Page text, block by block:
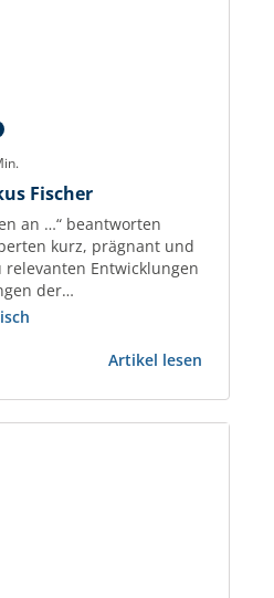
Fischer
an …“ beantworten
kurz, prägnant und
relevanten Entwicklungen
der
Markus Fischer
on Demand AG und
er 25 Jahre im
PATRIZIA.…
Artikel lesen
Fragen
an